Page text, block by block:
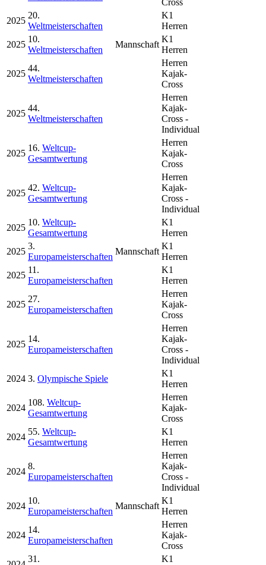
2025
20.
Weltmeisterschaften
K1
Herren
2025
10.
Weltmeisterschaften
Mannschaft
K1
Herren
2025
44.
Weltmeisterschaften
Herren
Kajak-
Cross
2025
44.
Weltmeisterschaften
Herren
Kajak-
Cross -
Individual
2025
16. Weltcup-
Gesamtwertung
Herren
Kajak-
Cross
2025
42. Weltcup-
Gesamtwertung
Herren
Kajak-
Cross -
Individual
2025
10. Weltcup-
Gesamtwertung
K1
Herren
2025
3.
Europameisterschaften
Mannschaft
K1
Herren
2025
11.
Europameisterschaften
K1
Herren
2025
27.
Europameisterschaften
Herren
Kajak-
Cross
2025
14.
Europameisterschaften
Herren
Kajak-
Cross -
Individual
2024 3. Olympische Spiele
K1
Herren
2024
108. Weltcup-
Gesamtwertung
Herren
Kajak-
Cross
2024
55. Weltcup-
Gesamtwertung
K1
Herren
2024
8.
Europameisterschaften
Herren
Kajak-
Cross -
Individual
2024
10.
Europameisterschaften
Mannschaft
K1
Herren
2024
14.
Europameisterschaften
Herren
Kajak-
Cross
31.
K1